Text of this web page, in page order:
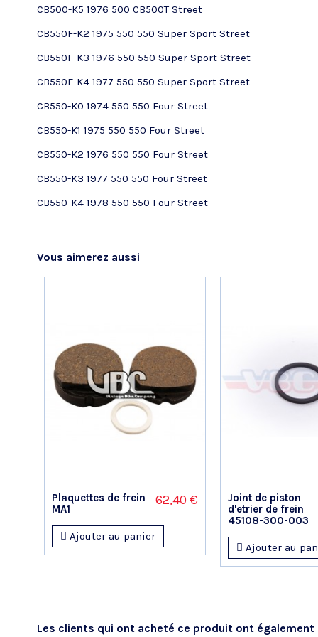
CB500-K5 1976 500 CB500T Street
CB550F-K2 1975 550 550 Super Sport Street
CB550F-K3 1976 550 550 Super Sport Street
CB550F-K4 1977 550 550 Super Sport Street
CB550-K0 1974 550 550 Four Street
CB550-K1 1975 550 550 Four Street
CB550-K2 1976 550 550 Four Street
CB550-K3 1977 550 550 Four Street
CB550-K4 1978 550 550 Four Street
Yann P.
Publié le 25/03/2023 à 13:52 (Date de commande : 07/03/2023)
Bon produit. À accompagner de son joint neuf.
bonne qualité, conforme à l'origine
Vous aimerez aussi
Plaquettes de frein
MA1
62,40 €
Ajouter au panier
Joint de piston
d'etrier de frein
45108-300-003
Ajouter au
Les clients qui ont acheté ce produit ont également